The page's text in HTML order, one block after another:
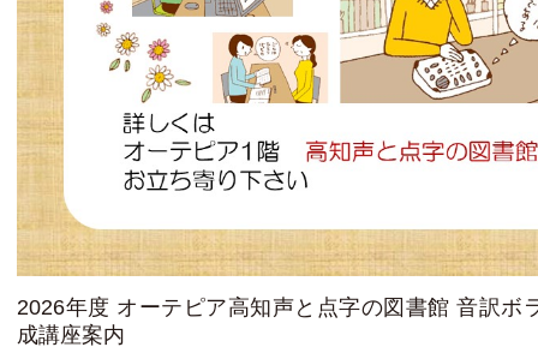
2026年度 オーテピア高知声と点字の図書館 音訳ボ
成講座案内